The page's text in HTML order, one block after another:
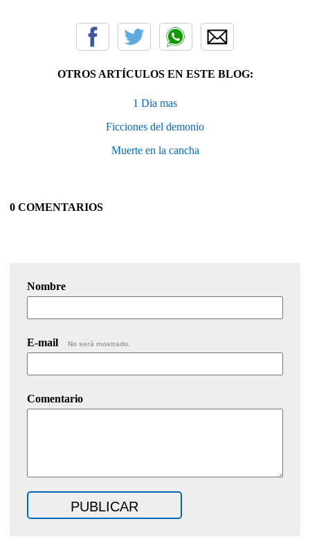
OTROS ARTÍCULOS EN ESTE BLOG:
1 Dia mas
Ficciones del demonio
Muerte en la cancha
0 COMENTARIOS
Nombre
E-mail No será mostrado.
Comentario